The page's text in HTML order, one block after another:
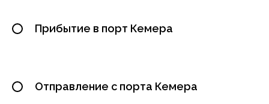
Прибытие в порт Кемера
Отправление с порта Кемера